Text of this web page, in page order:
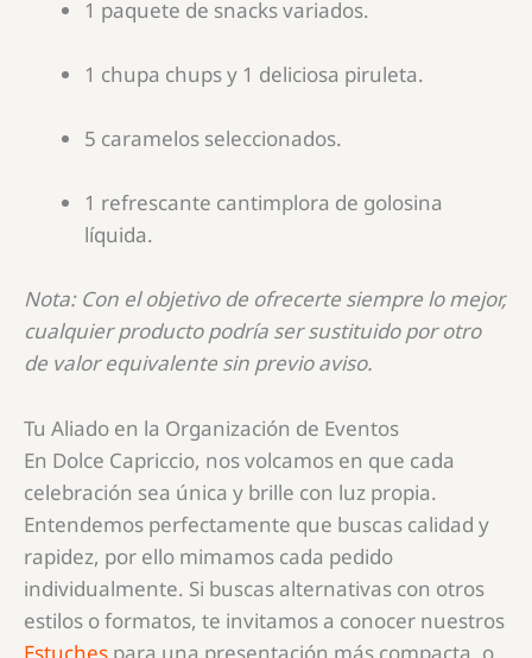
1 paquete de snacks variados.
1 chupa chups y 1 deliciosa piruleta.
5 caramelos seleccionados.
1 refrescante cantimplora de golosina
líquida.
Nota: Con el objetivo de ofrecerte siempre lo mejor,
cualquier producto podría ser sustituido por otro
de valor equivalente sin previo aviso.
Tu Aliado en la Organización de Eventos
En Dolce Capriccio, nos volcamos en que cada
celebración sea única y brille con luz propia.
Entendemos perfectamente que buscas calidad y
rapidez, por ello mimamos cada pedido
individualmente. Si buscas alternativas con otros
estilos o formatos, te invitamos a conocer nuestros
Estuches para una presentación más compacta, o